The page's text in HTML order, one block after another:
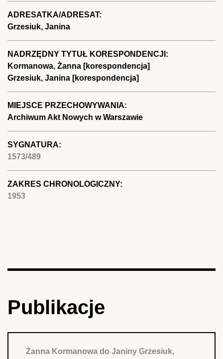
ADRESATKA/ADRESAT:
Grzesiuk, Janina
NADRZĘDNY TYTUŁ KORESPONDENCJI:
Kormanowa, Żanna [korespondencja]
Grzesiuk, Janina [korespondencja]
MIEJSCE PRZECHOWYWANIA:
Archiwum Akt Nowych w Warszawie
SYGNATURA:
1573/489
ZAKRES CHRONOLOGICZNY:
1953
Publikacje
Żanna Kormanowa do Janiny Grzesiuk,